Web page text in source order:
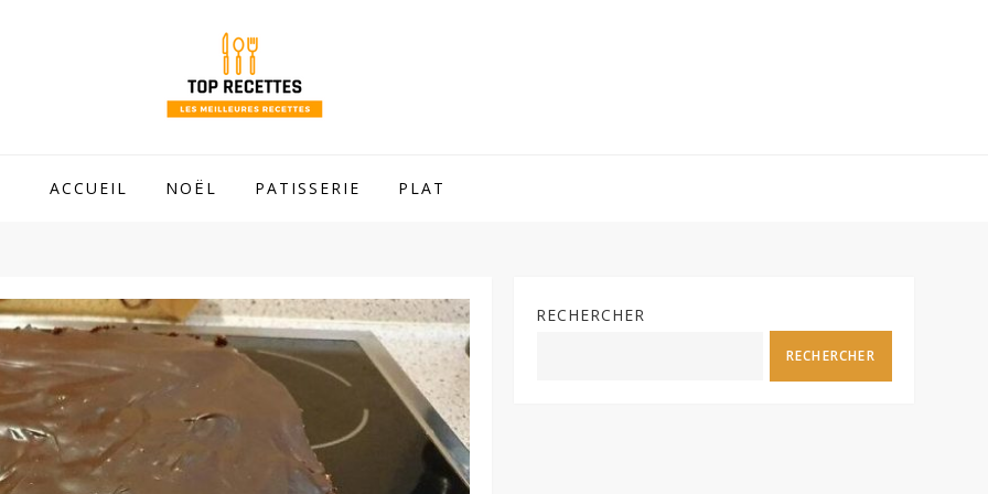
ACCUEIL NOËL PATISSERIE PLAT
RECHERCHER
RECHERCHER